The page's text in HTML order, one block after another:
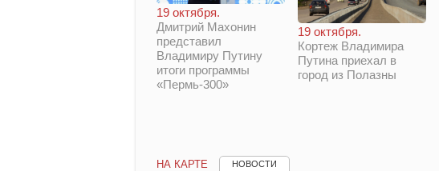
19 октября.
Дмитрий Махонин
представил
Владимиру Путину
итоги программы
«Пермь-300»
19 октября.
Кортеж Владимира
Путина приехал в
город из Полазны
НА КАРТЕ НОВОСТИ